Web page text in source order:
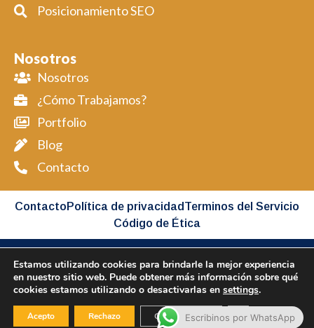
Posicionamiento SEO
Nosotros
Nosotros
¿Cómo Trabajamos?
Portfolio
Blog
Contacto
Contacto Política de privacidad Terminos del Servicio
Código de Ética
Copyright BIMAP © 2026 All Rights Reserved
Desarollado por BIMAP
Estamos utilizando cookies para brindarle la mejor experiencia
en nuestro sitio web. Puede obtener más información sobre qué
cookies estamos utilizando o desactivarlas en settings.
Acepto Rechazo Configuración Cerrar el banner
Escribinos por WhatsApp